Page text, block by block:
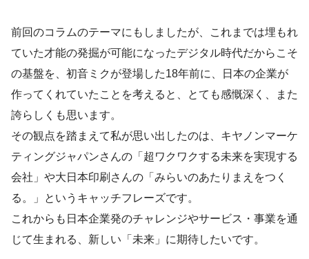
前回のコラムのテーマにもしましたが、これまでは埋もれ
ていた才能の発掘が可能になったデジタル時代だからこそ
の基盤を、初音ミクが登場した18年前に、日本の企業が
作ってくれていたことを考えると、とても感慨深く、また
誇らしくも思います。
その観点を踏まえて私が思い出したのは、キヤノンマーケ
ティングジャパンさんの「超ワクワクする未来を実現する
会社」や大日本印刷さんの「みらいのあたりまえをつく
る。」というキャッチフレーズです。
これからも日本企業発のチャレンジやサービス・事業を通
じて生まれる、新しい「未来」に期待したいです。